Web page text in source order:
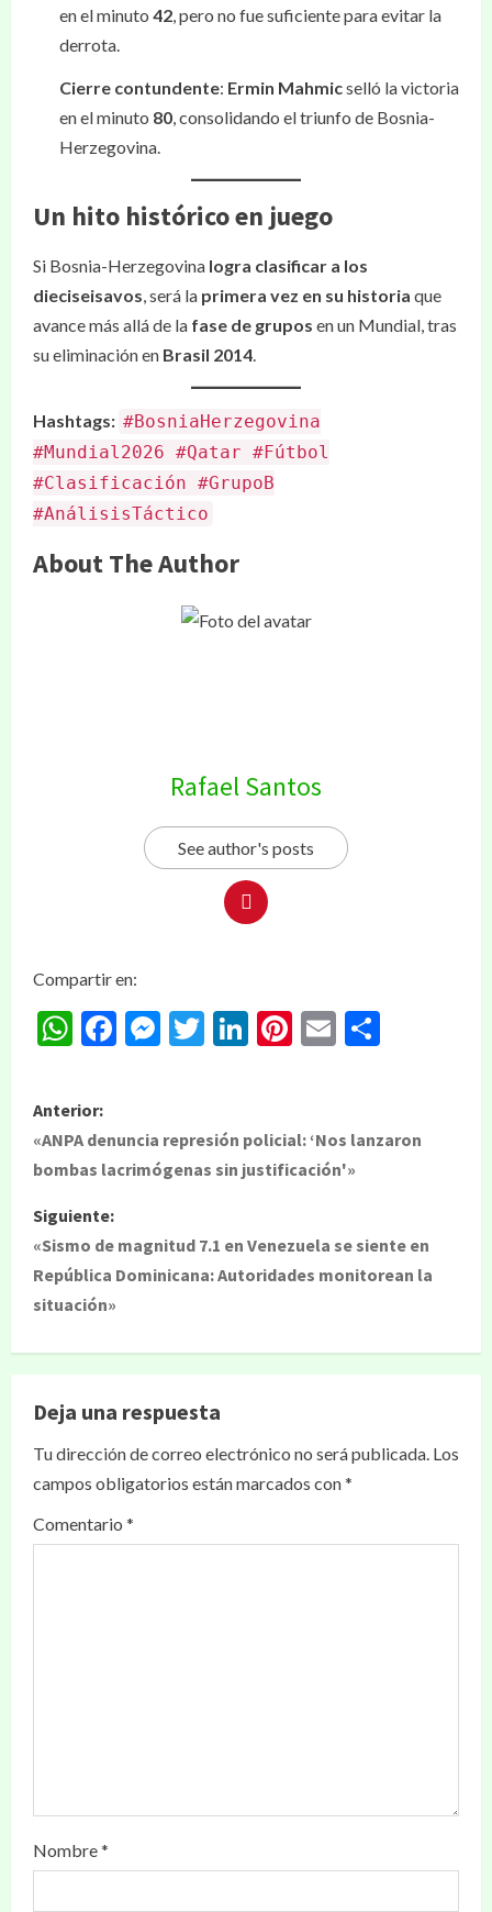
en el minuto 42, pero no fue suficiente para evitar la
derrota.
Cierre contundente: Ermin Mahmicselló la victoria
en el minuto 80, consolidando el triunfo de Bosnia-
Herzegovina.
Un hito histórico en juego
Si Bosnia-Herzegovina logra clasificar a los
dieciseisavos, será la primera vez en su historia que
avance más allá de la fase de grupos en un Mundial, tras
su eliminación en Brasil 2014.
Hashtags: #BosniaHerzegovina
#Mundial2026 #Qatar #Fútbol
#Clasificación #GrupoB
#AnálisisTáctico
About The Author
Rafael Santos
See author's posts
Compartir en:
WhatsApp
Facebook
Messenger
Twitter
LinkedIn
Pinterest
Email
Anterior:
«ANPA denuncia represión policial: ‘Nos lanzaron
bombas lacrimógenas sin justificación'»
Siguiente:
«Sismo de magnitud 7.1 en Venezuela se siente en
República Dominicana: Autoridades monitorean la
situación»
Deja una respuesta
Tu dirección de correo electrónico no será publicada. Los
campos obligatorios están marcados con*
Comentario *
Nombre*